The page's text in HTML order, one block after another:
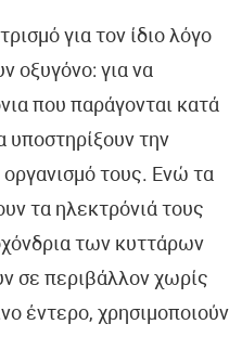
DiagnosticTests®
για τον ίδιο λόγο
οξυγόνο: για να
που παράγονται κατά
υποστηρίξουν την
τους. Ενώ τα
τα ηλεκτρόνιά τους
των κυττάρων
σε περιβάλλον χωρίς
έντερο, χρησιμοποιούν